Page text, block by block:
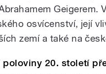
Geigerem.
osvícenství, její
zemí a také na
20. století